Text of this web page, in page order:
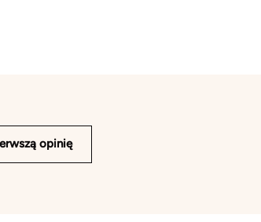
opinię